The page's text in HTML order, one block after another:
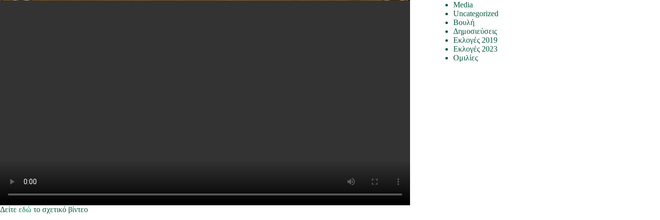
Δείτε εδώ το σχετικό βίντεο
Media
Uncategorized
Βουλή
Δημοσιεύσεις
Εκλογές 2019
Εκλογές 2023
Ομιλίες